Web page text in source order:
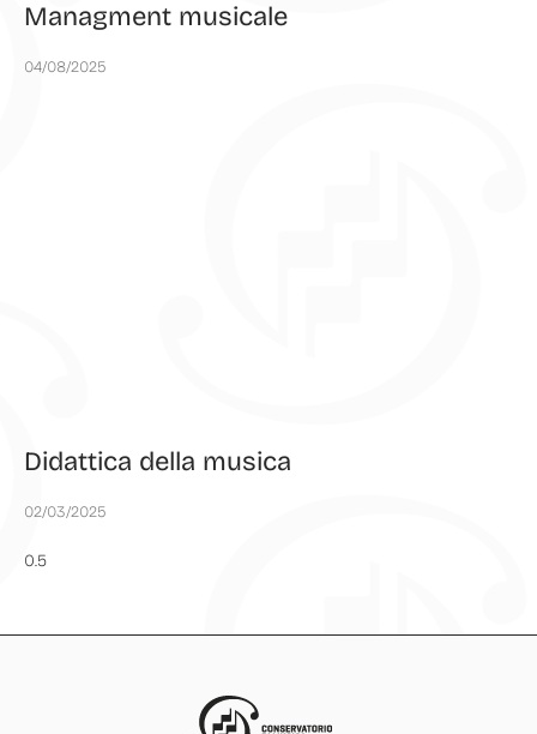
Managment musicale
04/08/2025
Didattica della musica
02/03/2025